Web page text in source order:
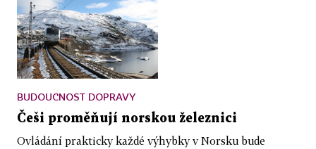
BUDOUCNOST DOPRAVY
Češi proměňují norskou železnici
Ovládání prakticky každé výhybky v Norsku bude